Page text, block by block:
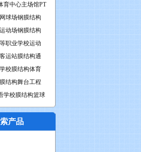
中心主场馆PT
球场钢膜结构
动场钢膜结构
职业学校运动
运站膜结构通
校膜结构体育
结构舞台工程
学校膜结构篮球
产品